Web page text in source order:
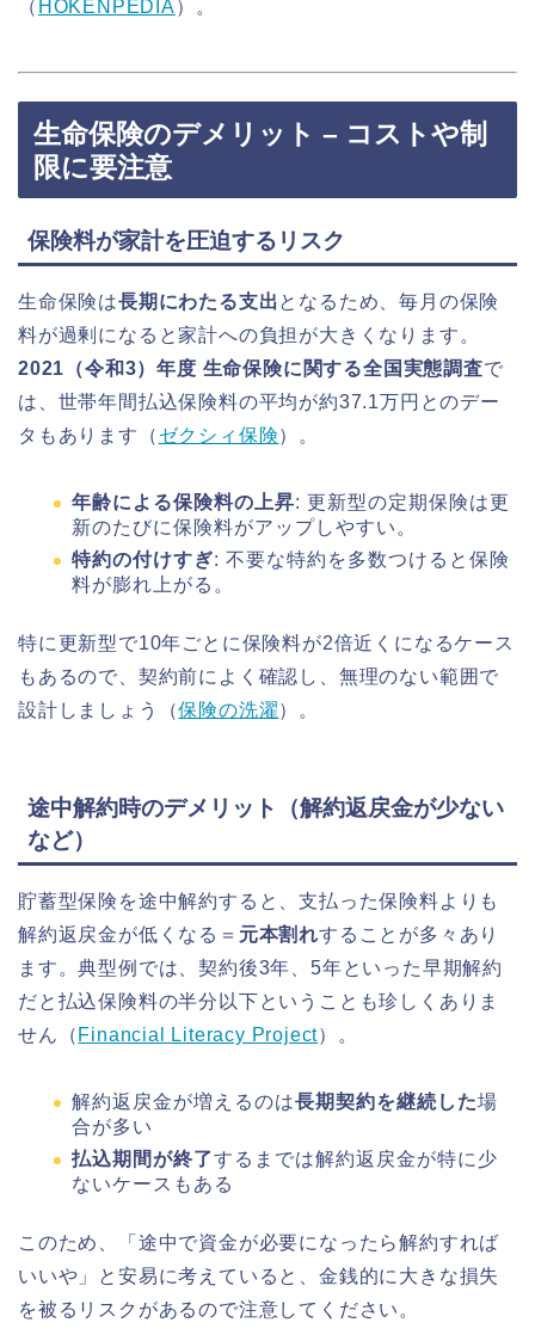
（ HOKENPEDIA）。
生命保険のデメリット – コストや制
限に要注意
保険料が家計を圧迫するリスク
生命保険は長期にわたる支出となるため、毎月の保険
料が過剰になると家計への負担が大きくなります。
2021（令和3）年度 生命保険に関する全国実態調査で
は、世帯年間払込保険料の平均が約37.1万円とのデー
タもあります（ ゼクシィ保険）。
年齢による保険料の上昇: 更新型の定期保険は更
新のたびに保険料がアップしやすい。
特約の付けすぎ: 不要な特約を多数つけると保険
料が膨れ上がる。
特に更新型で10年ごとに保険料が2倍近くになるケース
もあるので、契約前によく確認し、無理のない範囲で
設計しましょう（保険の洗濯）。
途中解約時のデメリット（解約返戻金が少ない
など）
貯蓄型保険を途中解約すると、支払った保険料よりも
解約返戻金が低くなる＝ 元本割れすることが多々あり
ます。典型例では、契約後3年、5年といった早期解約
だと払込保険料の半分以下ということも珍しくありま
せん（ Financial Literacy Project）。
解約返戻金が増えるのは長期契約を継続した場
合が多い
払込期間が終了するまでは解約返戻金が特に少
ないケースもある
このため、「途中で資金が必要になったら解約すれば
いいや」と安易に考えていると、金銭的に大きな損失
を被るリスクがあるので注意してください。